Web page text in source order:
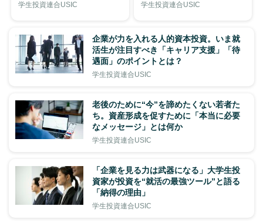
学生投資連合USIC 学生投資連合USIC
企業が力を入れる人的資本投資。いま就
活生が注目すべき「キャリア支援」「待
遇面」のポイントとは？
学生投資連合USIC
老後のために“今”を諦めたくない若者た
ち。資産形成を促すために「本当に必要
なメッセージ」とは何か
学生投資連合USIC
「企業を見る力は武器になる」大学生投
資家が投資を“就活の最強ツール”と語る
「納得の理由」
学生投資連合USIC